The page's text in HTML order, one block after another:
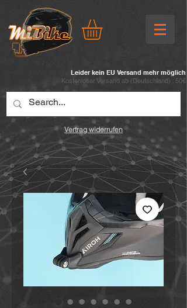
Leider kein EU Versand mehr möglich
Kostenloser Versand ab (Deutschland) : 50€
Vertrag widerrufen